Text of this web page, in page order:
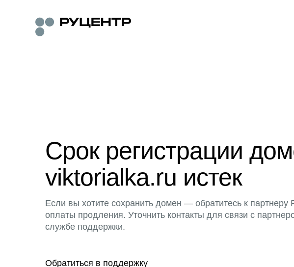
Срок регистрации
viktorialka.ru истек
Если вы хотите сохранить домен — обратитесь к партнеру
оплаты продления. Уточнить контакты для связи с
службе поддержки.
Обратиться в поддержку